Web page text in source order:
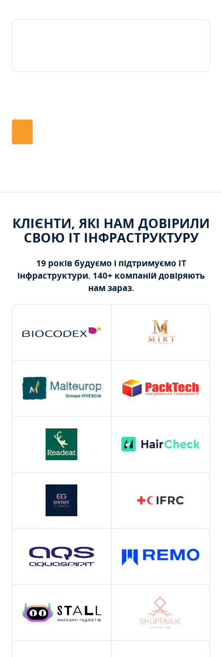
КЛІЄНТИ, ЯКІ НАМ ДОВІРИЛИ
СВОЮ ІТ ІНФРАСТРУКТУРУ
19 років будуємо і підтримуємо ІТ
інфраструктури. 140+ компаній довіряють
нам зараз.